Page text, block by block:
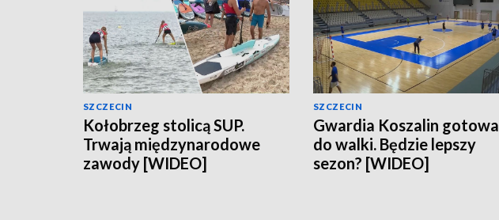
SZCZECIN
Kołobrzeg stolicą SUP.
Trwają międzynarodowe
zawody [WIDEO]
SZCZECIN
Gwardia Koszalin gotowa
do walki. Będzie lepszy
sezon? [WIDEO]